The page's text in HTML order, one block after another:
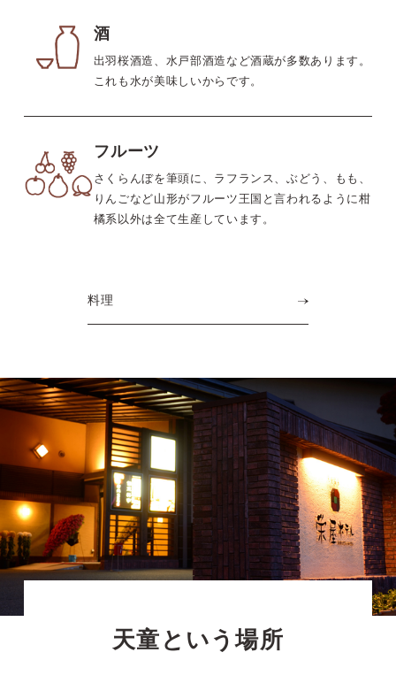
酒
出羽桜酒造、水戸部酒造など酒蔵が多数あります。
これも水が美味しいからです。
フルーツ
さくらんぼを筆頭に、ラフランス、ぶどう、もも、
りんごなど山形がフルーツ王国と言われるように柑
橘系以外は全て生産しています。
料理
天童という場所